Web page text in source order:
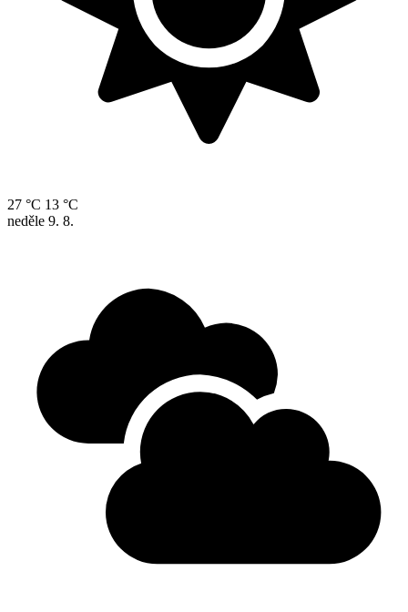
27 °C 13 °C
neděle 9. 8.